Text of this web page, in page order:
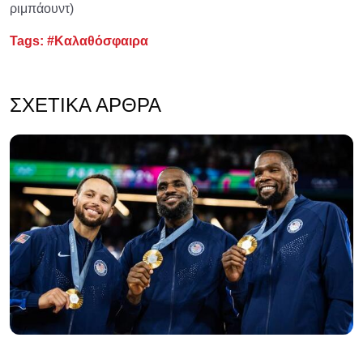
ριμπάουντ)
Tags: #Καλαθόσφαιρα
ΣΧΕΤΙΚΆ ΆΡΘΡΑ